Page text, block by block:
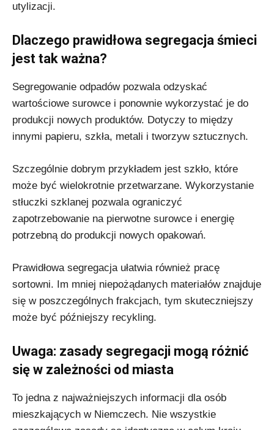
utylizacji.
Dlaczego prawidłowa segregacja śmieci
jest tak ważna?
Segregowanie odpadów pozwala odzyskać
wartościowe surowce i ponownie wykorzystać je do
produkcji nowych produktów. Dotyczy to między
innymi papieru, szkła, metali i tworzyw sztucznych.
Szczególnie dobrym przykładem jest szkło, które
może być wielokrotnie przetwarzane. Wykorzystanie
stłuczki szklanej pozwala ograniczyć
zapotrzebowanie na pierwotne surowce i energię
potrzebną do produkcji nowych opakowań.
Prawidłowa segregacja ułatwia również pracę
sortowni. Im mniej niepożądanych materiałów znajduje
się w poszczególnych frakcjach, tym skuteczniejszy
może być późniejszy recykling.
Uwaga: zasady segregacji mogą różnić
się w zależności od miasta
To jedna z najważniejszych informacji dla osób
mieszkających w Niemczech. Nie wszystkie